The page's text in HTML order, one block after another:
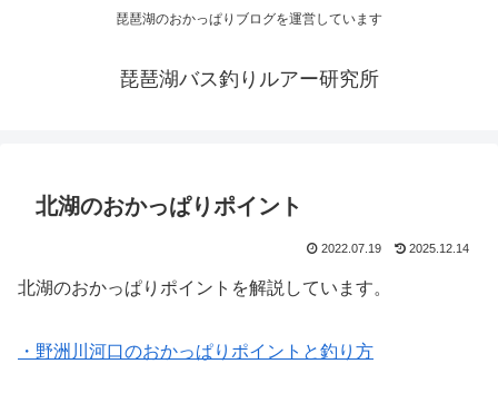
琵琶湖のおかっぱりブログを運営しています
琵琶湖バス釣りルアー研究所
北湖のおかっぱりポイント
2022.07.19 2025.12.14
北湖のおかっぱりポイントを解説しています。
・野洲川河口のおかっぱりポイントと釣り方